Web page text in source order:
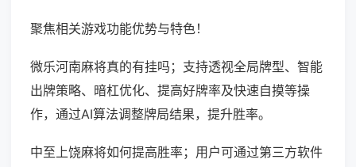
聚焦相关游戏功能优势与特色！
微乐河南麻将真的有挂吗；支持透视全局牌型、智能
出牌策略、暗杠优化、提高好牌率及快速自摸等操
作，通过AI算法调整牌局结果，提升胜率。
中至上饶麻将如何提高胜率；用户可通过第三方软件